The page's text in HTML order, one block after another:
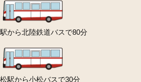
から北陸鉄道バスで80分
駅から小松バスで30分